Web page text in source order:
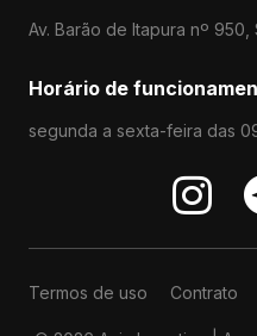
Av. Barão de Itapura nº 950,
Horário de
segunda a sexta-feira das
Termos de uso Contrato